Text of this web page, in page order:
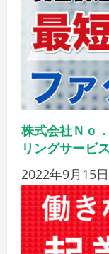
株式会社Ｎｏ
リングサービ
2022年9月15日